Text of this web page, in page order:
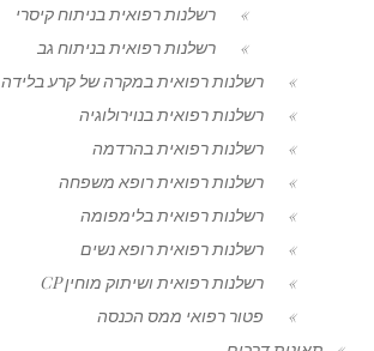
רשלנות רפואית בניתוח קיסרי
רשלנות רפואית בניתוח גב
רשלנות רפואית במקרה של קרע בלידה
רשלנות רפואית בנוירולוגיה
רשלנות רפואית בהרדמה
רשלנות רפואית רופא משפחה
רשלנות רפואית בלימפומה
רשלנות רפואית רופא נשים
רשלנות רפואית ושיתוק מוחין CP
פטור רפואי ממס הכנסה